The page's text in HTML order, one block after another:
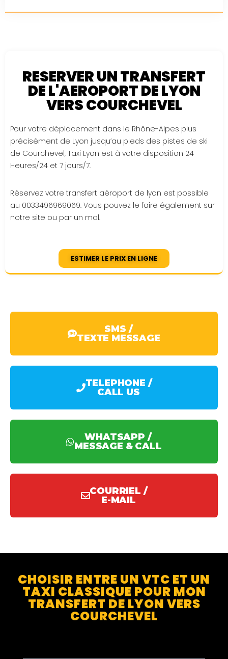
RESERVER UN TRANSFERT
DE L'AEROPORT DE LYON
VERS COURCHEVEL
Pour votre déplacement dans le Rhône-Alpes plus
précisément de Lyon jusqu’au pieds des pistes de ski
de Courchevel, Taxi Lyon est à votre disposition 24
Heures/24 et 7 jours/7.
Réservez votre transfert aéroport de lyon est possible
au 0033496969069. Vous pouvez le faire également sur
notre site ou par un mal.
ESTIMER LE PRIX EN LIGNE
SMS /
TEXTE MESSAGE
TELEPHONE /
CALL US
WHATSAPP /
MESSAGE & CALL
COURRIEL /
E-MAIL
CHOISIR ENTRE UN VTC ET UN
TAXI CLASSIQUE POUR MON
TRANSFERT DE LYON VERS
COURCHEVEL